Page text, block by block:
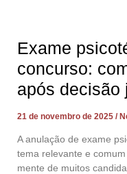
Exame
concurso:
após decisão
21 de novembro de 2025
A anulação de exame
tema relevante e
mente de muitos